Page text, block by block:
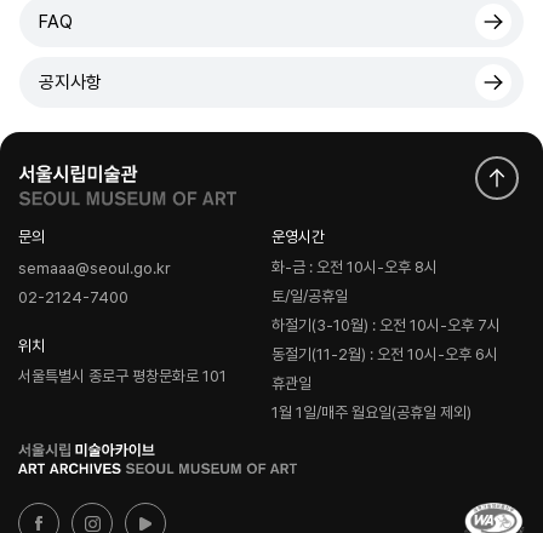
FAQ
공지사항
문의
semaaa@seoul.go.kr
02-2124-7400
위치
서울특별시 종로구 평창문화로 101
운영시간
화-금 : 오전 10시-오후 8시
토/일/공휴일
하절기(3-10월) : 오전 10시-오후 7시
동절기(11-2월) : 오전 10시-오후 6시
휴관일
1월 1일/매주 월요일(공휴일 제외)
로
고